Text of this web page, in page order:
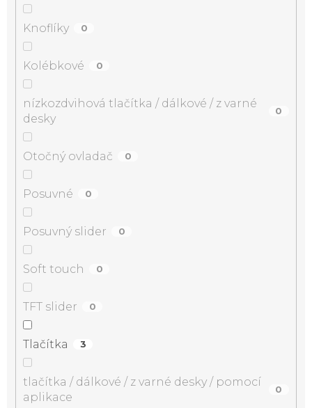
Knoflíky 0
Kolébkové 0
nízkozdvihová tlačítka / dálkové / z varné
desky
0
Otočný ovladač 0
Posuvné 0
Posuvný slider 0
Soft touch 0
TFT slider 0
Tlačítka 3
tlačítka / dálkové / z varné desky / pomocí
aplikace
0